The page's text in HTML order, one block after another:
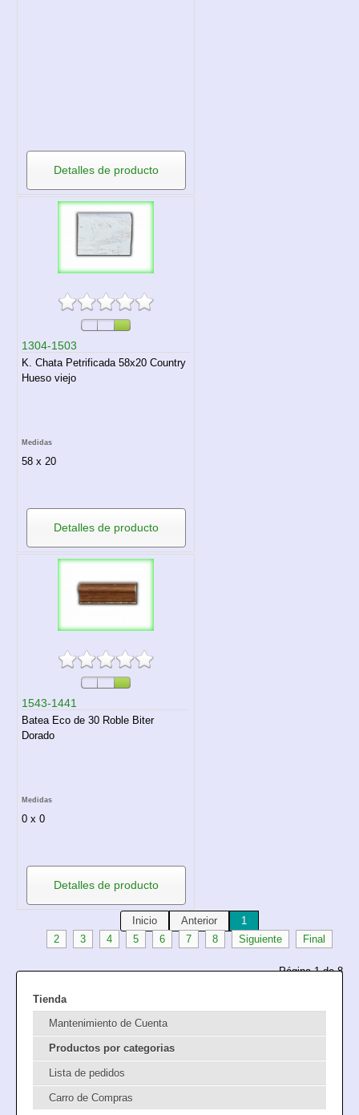
Detalles de producto
1304-1503
K. Chata Petrificada 58x20 Country
Hueso viejo
Medidas
58 x 20
Detalles de producto
1543-1441
Batea Eco de 30 Roble Biter
Dorado
Medidas
0 x 0
Detalles de producto
Inicio Anterior
1
2
3 4 5 6 7 8 Siguiente Final
Página 1 de 8
Tienda
Mantenimiento de Cuenta
Productos por categorias
Lista de pedidos
Carro de Compras